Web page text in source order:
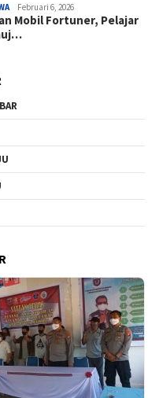
Februari 6, 2026
Mobil Fortuner, Pelajar